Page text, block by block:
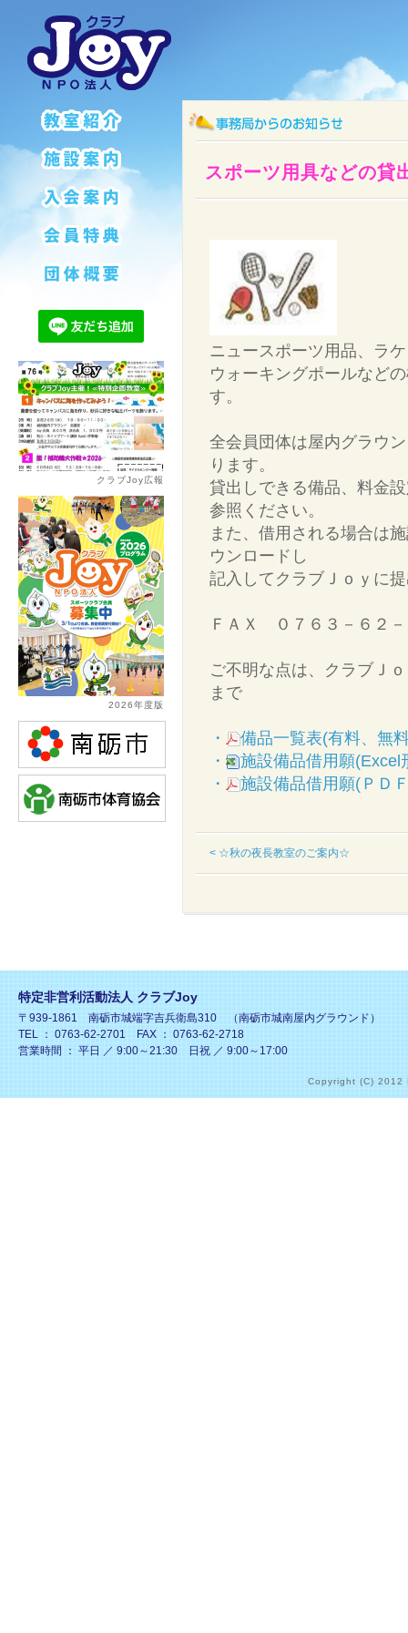
スポーツ用具などの貸
ニュースポーツ用品、ラ
ウォーキングポールなど
す。
全会員団体は屋内グラウ
ります。
貸出しできる備品、料金
参照ください。
また、借用される場合は
ウンロードし
記入してクラブＪｏｙに
ＦＡＸ ０７６３－６２
ご不明な点は、クラブＪ
まで
・
備品一覧表(有料、無
・
施設備品借用願(Excel
・
施設備品借用願(ＰＤ
< ☆秋の夜長教室のご案内☆
クラブJoy広報
2026年度版
特定非営利活動法人 クラブJoy
〒939-1861 南砺市城端字吉兵衛島310 （南砺市城南屋内グラウンド）
TEL ： 0763-62-2701 FAX ： 0763-62-2718
営業時間 ： 平日 ／ 9:00～21:30 日祝 ／ 9:00～17:00
Copyright (C) 2012